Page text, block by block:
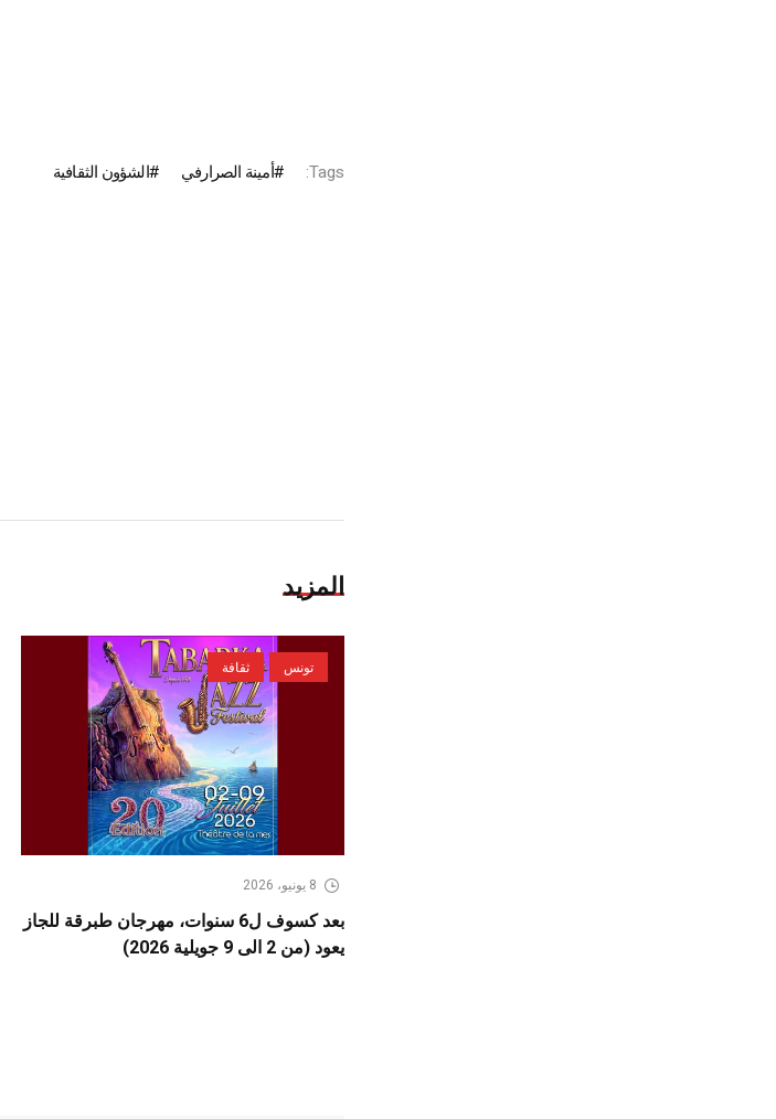
Tags: أمينة الصرارفي الشؤون الثقافية
المزيد
تونس ثقافة
8 يونيو، 2026
بعد كسوف ل6 سنوات، مهرجان طبرقة للجاز
يعود (من 2 الى 9 جويلية 2026)